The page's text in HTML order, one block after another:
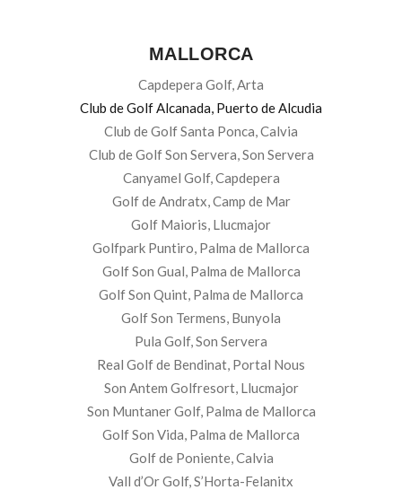
MALLORCA
Capdepera Golf, Arta
Club de Golf Alcanada, Puerto de Alcudia
Club de Golf Santa Ponca, Calvia
Club de Golf Son Servera, Son Servera
Canyamel Golf, Capdepera
Golf de Andratx, Camp de Mar
Golf Maioris, Llucmajor
Golfpark Puntiro, Palma de Mallorca
Golf Son Gual, Palma de Mallorca
Golf Son Quint, Palma de Mallorca
Golf Son Termens, Bunyola
Pula Golf, Son Servera
Real Golf de Bendinat, Portal Nous
Son Antem Golfresort, Llucmajor
Son Muntaner Golf, Palma de Mallorca
Golf Son Vida, Palma de Mallorca
Golf de Poniente, Calvia
Vall d’Or Golf, S’Horta-Felanitx